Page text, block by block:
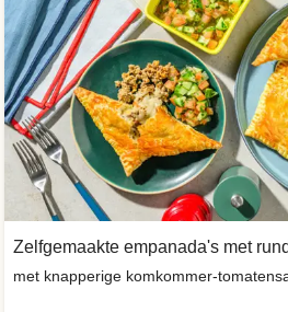
Zelfgemaakte empanada's met
met knapperige komkommer-